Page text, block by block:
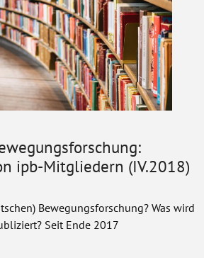
ipb-Mitgliedern (IV.2018)
Bewegungsforschung? Was wird
Seit Ende 2017